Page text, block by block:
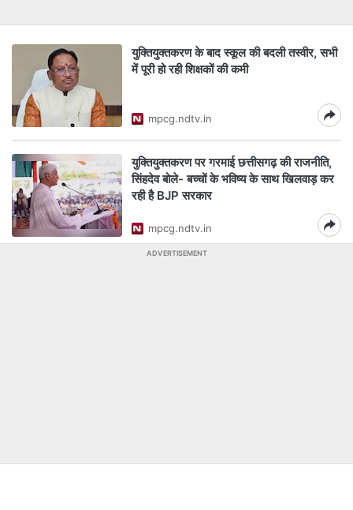
युक्तियुक्तकरण के बाद स्कूल की बदली तस्वीर, सभी
में पूरी हो रही शिक्षकों की कमी
mpcg.ndtv.in
युक्तियुक्तकरण पर गरमाई छत्तीसगढ़ की राजनीति,
सिंहदेव बोले- बच्चों के भविष्य के साथ खिलवाड़ कर
रही है BJP सरकार
mpcg.ndtv.in
ADVERTISEMENT